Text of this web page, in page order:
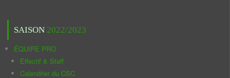
SAISON 2022/2023
ÉQUIPE PRO
Effectif & Staff
Calendrier du CSC